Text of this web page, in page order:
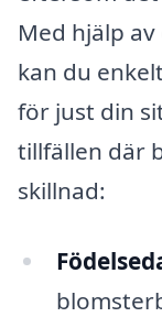
Med hjälp
kan du
för just din
tillfällen där
skillnad: